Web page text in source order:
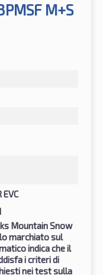
M+S
Mountain Snow
marchiato sul
indica che il
i criteri di
nei test sulla